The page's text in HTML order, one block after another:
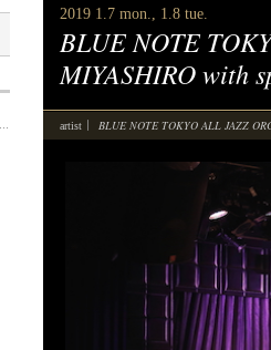
2019 1.7 mon., 1.8 tue.
BLUE NOTE
MIYASHIRO with
artist BLUE NOTE TOKYO ALL JAZZ